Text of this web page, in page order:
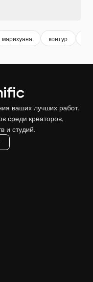
марихуана контур
ваших лучших работ.
среди креаторов,
и студий.